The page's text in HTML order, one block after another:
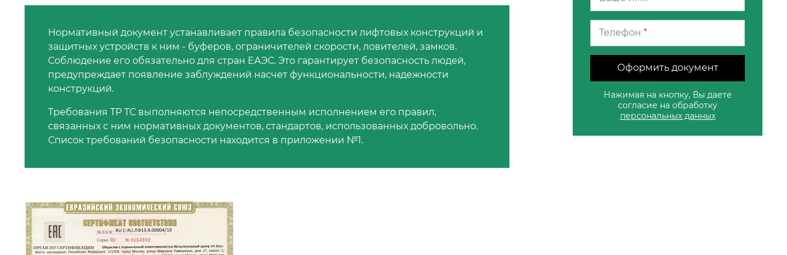
Нормативный документ устанавливает правила безопасности лифтовых конструкций и
защитных устройств к ним - буферов, ограничителей скорости, ловителей, замков.
Соблюдение его обязательно для стран ЕАЭС. Это гарантирует безопасность людей,
предупреждает появление заблуждений насчет функциональности, надежности
конструкций.
Требования ТР ТС выполняются непосредственным исполнением его правил,
связанных с ним нормативных документов, стандартов, использованных добровольно.
Список требований безопасности находится в приложении №1.
Телефон *
Оформить документ
Нажимая на кнопку, Вы даете
согласие на обработку
персональных данных